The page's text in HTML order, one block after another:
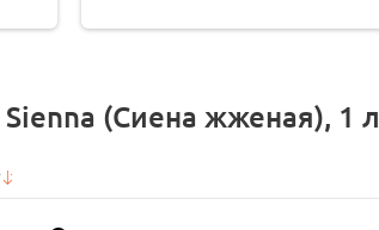
(Сиена жженая), 1 л